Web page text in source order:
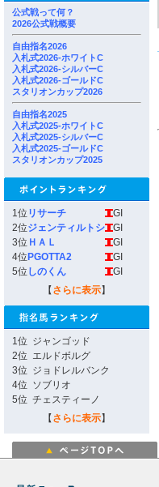
公式戦って何？
2026公式戦概要
自由指名2026
入札式2026-ホワイトC
入札式2026-シルバーC
入札式2026-ゴールドC
スタリオンカップ2026
自由指名2025
入札式2025-ホワイトC
入札式2025-シルバーC
入札式2025-ゴールドC
スタリオンカップ2025
1位 リサーチ
GI
2位ジェンティルトシ
GI
3位 ＨＡＬ
GI
4位 PGOTTA2
GI
5位 しのくん
GI
【 さらに表示】
1位 ジャンゴッド
2位 エルドボルグ
3位 ジョドレルバンク
4位 ソブリオ
5位 チェスティーノ
【 さらに表示】